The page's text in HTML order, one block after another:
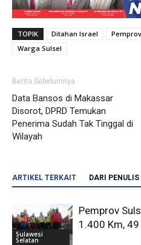
TOPIK Ditahan Israel
Warga Sulsel
Berita Sebelumnya
Data Bansos di Makassar
Disorot, DPRD Temukan
Penerima Sudah Tak Tinggal di
Wilayah
ARTIKEL TERKAIT DARI PENULIS
Sulawesi
Selatan
Pemprov
1.400 Km,